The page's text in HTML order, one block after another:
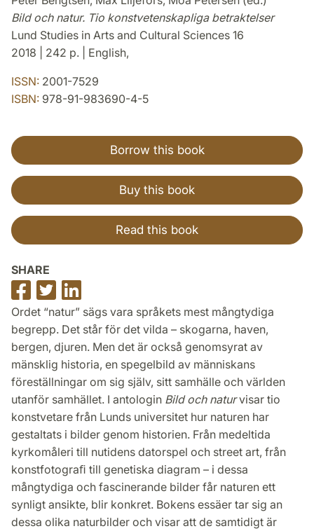
Bild och natur. Tio konstvetenskapliga betraktelser
Lund Studies in Arts and Cultural Sciences 16
2018 | 242 p. | English,
ISSN: 2001-7529
ISBN: 978-91-983690-4-5
Borrow this book
Buy this book
Read this book
SHARE
Share
on
Facebook
Share
on
Twitter
on
LinkedIn
Ordet “natur” sägs vara språkets mest mångtydiga
begrepp. Det står för det vilda – skogarna, haven,
bergen, djuren. Men det är också genomsyrat av
mänsklig historia, en spegelbild av människans
föreställningar om sig själv, sitt samhälle och världen
utanför samhället. I antologin Bild och naturvisar tio
konstvetare från Lunds universitet hur naturen har
gestaltats i bilder genom historien. Från medeltida
kyrkomåleri till nutidens datorspel och street art, från
konstfotograﬁ till genetiska diagram – i dessa
mångtydiga och fascinerande bilder får naturen ett
synligt ansikte, blir konkret. Bokens essäer tar sig an
dessa olika naturbilder och visar att de samtidigt är